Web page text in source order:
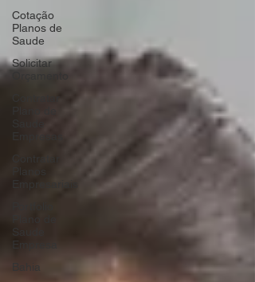
Cotação
Planos de
Saude
Solicitar
Empresa
Bahia